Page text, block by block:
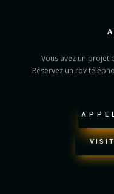
Vous avez un projet
Réservez un rdv